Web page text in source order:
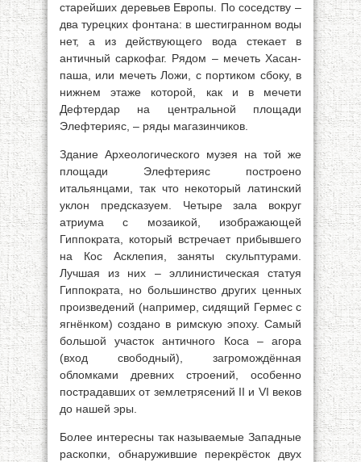
старейших деревьев Европы. По соседству –
два турецких фонтана: в шестигранном воды
нет, а из действующего вода стекает в
античный саркофаг. Рядом – мечеть Хасан-
паша, или мечеть Ложи, с портиком сбоку, в
нижнем этаже которой, как и в мечети
Дефтердар на центральной площади
Элефтерияс, – ряды магазинчиков.
Здание Археологического музея на той же
площади Элефтерияс построено
итальянцами, так что некоторый латинский
уклон предсказуем. Четыре зала вокруг
атриума с мозаикой, изображающей
Гиппократа, который встречает прибывшего
на Кос Асклепия, заняты скульптурами.
Лучшая из них – эллинистическая статуя
Гиппократа, но большинство других ценных
произведений (например, сидящий Гермес с
ягнёнком) создано в римскую эпоху. Самый
большой участок античного Коса – агора
(вход свободный), загромождённая
обломками древних строений, особенно
пострадавших от землетрясений II и VI веков
до нашей эры.
Более интересны так называемые Западные
раскопки, обнаружившие перекрёсток двух